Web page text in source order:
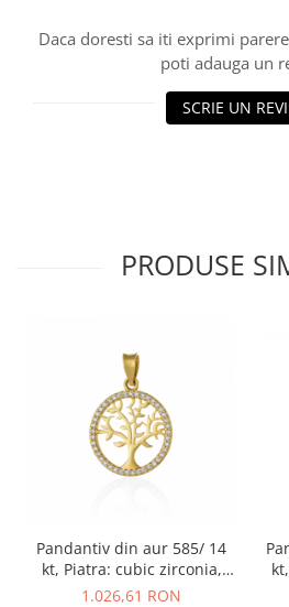
Daca doresti sa iti exprimi
poti adauga un
SCRIE UN
PRODUSE
Pandantiv din aur 585/ 14
kt, Piatra: cubic zirconia,
Culoare: transparenta
1.026,61 RON